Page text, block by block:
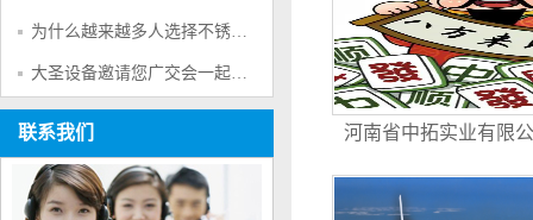
为什么越来越多人选择不锈钢呢？
大圣设备邀请您广交会一起参观考察
联系我们
河南省中拓实业有限